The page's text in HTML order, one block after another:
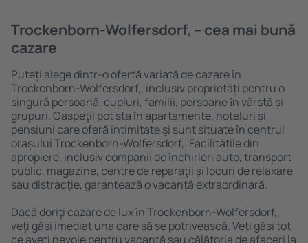
Trockenborn-Wolfersdorf, – cea mai bună
cazare
Puteți alege dintr-o ofertă variată de cazare în
Trockenborn-Wolfersdorf,, inclusiv proprietăți pentru o
singură persoană, cupluri, familii, persoane ȋn vârstă și
grupuri. Oaspeţii pot sta în apartamente, hoteluri și
pensiuni care oferă intimitate și sunt situate în centrul
orașului Trockenborn-Wolfersdorf,. Facilitățile din
apropiere, inclusiv companii de închirieri auto, transport
public, magazine, centre de reparaţii și locuri de relaxare
sau distracţie, garantează o vacanță extraordinară.
Dacă doriţi cazare de lux în Trockenborn-Wolfersdorf,,
veţi găsi imediat una care să se potrivească. Veți găsi tot
ce aveți nevoie pentru vacanță sau călătoria de afaceri la